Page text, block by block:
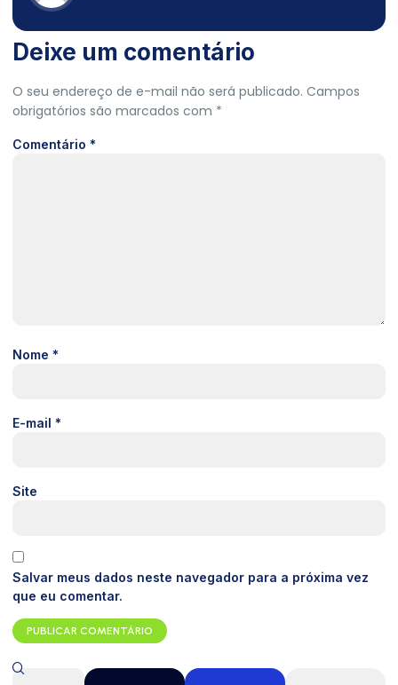
Deixe um comentário
O seu endereço de e-mail não será publicado. Campos
obrigatórios são marcados com *
Comentário *
Nome *
E-mail *
Site
Salvar meus dados neste navegador para a próxima vez
que eu comentar.